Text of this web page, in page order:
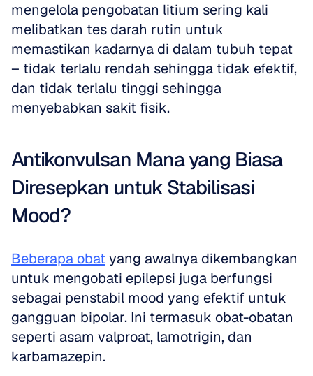
mengelola pengobatan litium sering kali
melibatkan tes darah rutin untuk
memastikan kadarnya di dalam tubuh tepat
– tidak terlalu rendah sehingga tidak efektif,
dan tidak terlalu tinggi sehingga
menyebabkan sakit fisik.
Antikonvulsan Mana yang Biasa
Diresepkan untuk Stabilisasi
Mood?
Beberapa obat yang awalnya dikembangkan
untuk mengobati epilepsi juga berfungsi
sebagai penstabil mood yang efektif untuk
gangguan bipolar. Ini termasuk obat-obatan
seperti asam valproat, lamotrigin, dan
karbamazepin.